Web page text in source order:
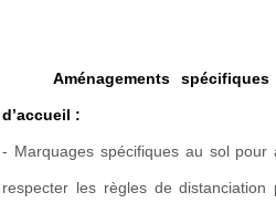
Aménagements spécifiques
d’accueil :
- Marquages spécifiques au sol pour
respecter les règles de distanciation